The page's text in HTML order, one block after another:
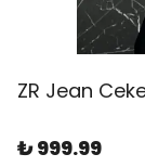
ZR Jean
₺ 999.99